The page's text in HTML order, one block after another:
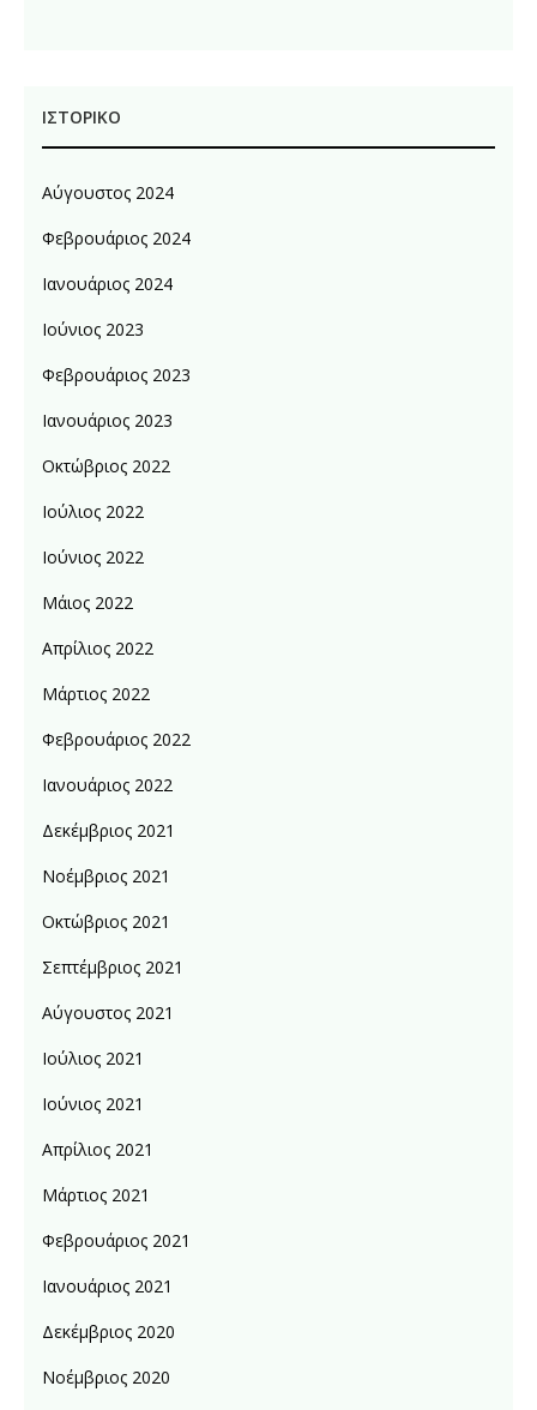
ΙΣΤΟΡΙΚΌ
Αύγουστος 2024
Φεβρουάριος 2024
Ιανουάριος 2024
Ιούνιος 2023
Φεβρουάριος 2023
Ιανουάριος 2023
Οκτώβριος 2022
Ιούλιος 2022
Ιούνιος 2022
Μάιος 2022
Απρίλιος 2022
Μάρτιος 2022
Φεβρουάριος 2022
Ιανουάριος 2022
Δεκέμβριος 2021
Νοέμβριος 2021
Οκτώβριος 2021
Σεπτέμβριος 2021
Αύγουστος 2021
Ιούλιος 2021
Ιούνιος 2021
Απρίλιος 2021
Μάρτιος 2021
Φεβρουάριος 2021
Ιανουάριος 2021
Δεκέμβριος 2020
Νοέμβριος 2020